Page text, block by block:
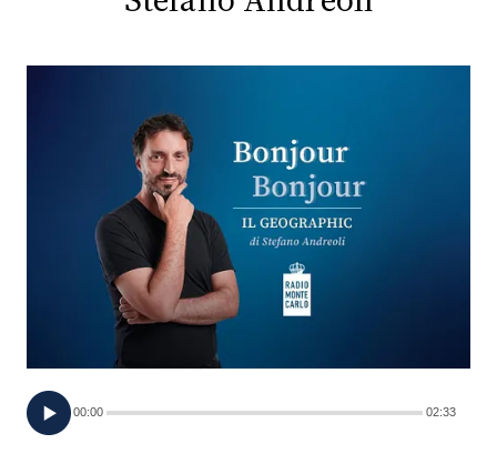
FOTO
CONCORSI
VIDEO
PRINCIPATO
DI
MONACO
00:00 02:33